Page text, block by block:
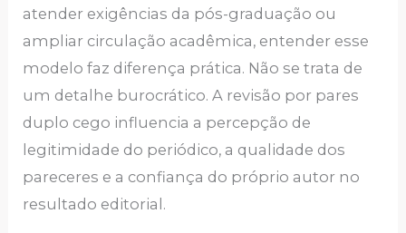
atender exigências da pós-graduação ou
ampliar circulação acadêmica, entender esse
modelo faz diferença prática. Não se trata de
um detalhe burocrático. A revisão por pares
duplo cego influencia a percepção de
legitimidade do periódico, a qualidade dos
pareceres e a confiança do próprio autor no
resultado editorial.